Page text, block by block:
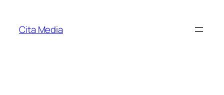
content
Cita Media